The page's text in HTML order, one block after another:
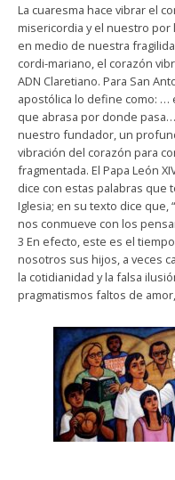
La cuaresma hace vibrar el
misericordia y el nuestro por
en medio de nuestra
cordi-mariano, el corazón
ADN Claretiano. Para San
apostólica lo define como: …
que abrasa por donde
nuestro fundador, un
vibración del corazón para
fragmentada. El Papa León
dice con estas palabras que
Iglesia; en su texto dice que,
nos conmueve con los
3 En efecto, este es el
nosotros sus hijos, a veces
la cotidianidad y la falsa
pragmatismos faltos de